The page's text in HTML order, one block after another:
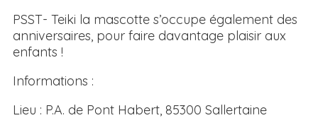
PSST- Teiki la mascotte s’occupe également des
anniversaires, pour faire davantage plaisir aux
enfants !
Informations :
Lieu : P.A. de Pont Habert, 85300 Sallertaine